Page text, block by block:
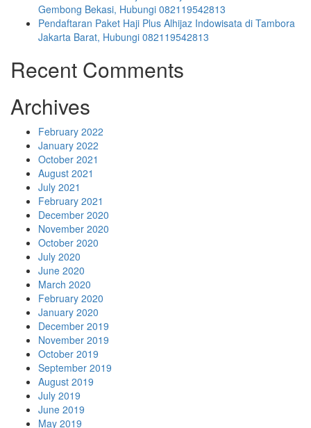
Gembong Bekasi, Hubungi 082119542813
Pendaftaran Paket Haji Plus Alhijaz Indowisata di Tambora
Jakarta Barat, Hubungi 082119542813
Recent Comments
Archives
February 2022
January 2022
October 2021
August 2021
July 2021
February 2021
December 2020
November 2020
October 2020
July 2020
June 2020
March 2020
February 2020
January 2020
December 2019
November 2019
October 2019
September 2019
August 2019
July 2019
June 2019
May 2019